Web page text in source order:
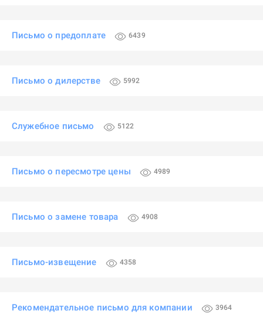
Письмо о предоплате 6439
Письмо о дилерстве 5992
Служебное письмо 5122
Письмо о пересмотре цены 4989
Письмо о замене товара 4908
Письмо-извещение 4358
Рекомендательное письмо для компании 3964